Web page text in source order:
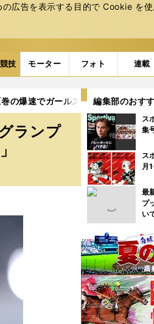
広告を表⽰する⽬的で Cookie を
技 モーター フォト 連載
の爆速でガールズグランプリ出場
ランプ
編集部のおす
ス
集
ス
月
最
プ
い